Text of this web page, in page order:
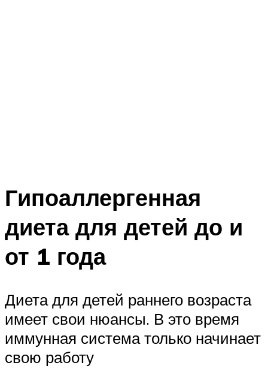
Гипоаллергенная
диета для детей до и
от 1 года
Диета для детей раннего возраста
имеет свои нюансы. В это время
иммунная система только начинает
свою работу